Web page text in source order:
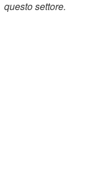
questo settore.